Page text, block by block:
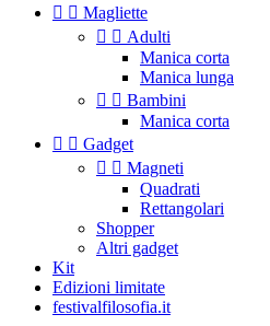
  Magliette
  Adulti
Manica corta
Manica lunga
  Bambini
Manica corta
  Gadget
  Magneti
Quadrati
Rettangolari
Shopper
Altri gadget
Kit
Edizioni limitate
festivalfilosofia.it